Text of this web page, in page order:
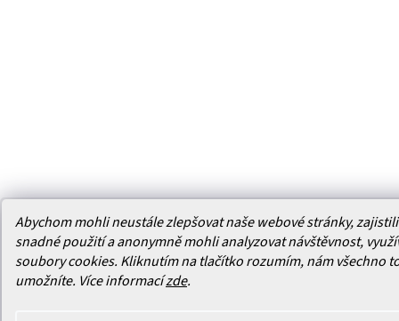
Abychom mohli neustále zlepšovat naše webové stránky,
snadné použití a anonymně mohli analyzovat návštěvnost,
soubory cookies. Kliknutím na tlačítko rozumím, nám všechno
umožníte. Více informacízde.